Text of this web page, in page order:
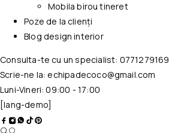
Mobila birou tineret
Poze de la clienți
Blog design interior
Consulta-te cu un specialist: 0771279169
Scrie-ne la:echipadecoco@gmail.com
Luni-Vineri: 09:00 - 17:00
[lang-demo]